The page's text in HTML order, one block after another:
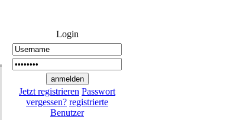
Login
Jetzt registrieren Passwort
vergessen? registrierte
Benutzer